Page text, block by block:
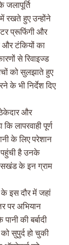
जलापूर्ति
रखते हुए उन्होंने
प्रूफिंगी और
और टंकियों का
से रिवाइज्ड
को सुलझाते हुए
के भी निर्देश दिए
और
लापरवाही पूर्ण
के लिए परेशान
पहुंची है उनके
के इन ग्राम
के इस दौर में जहां
पर अभियान
की बर्बादी
सुपुर्द हो चुकी